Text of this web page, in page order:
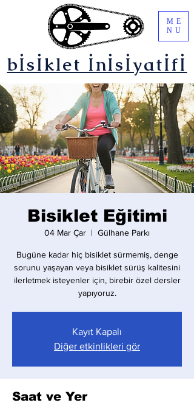
bİsİklet İnİsİyatİfİ
ME
NU
Bisiklet Eğitimi
04 Mar Çar
  |
Gülhane Parkı
Bugüne kadar hiç bisiklet sürmemiş, denge
sorunu yaşayan veya bisiklet sürüş kalitesini
ilerletmek isteyenler için, birebir özel dersler
yapıyoruz.
Kayıt Kapalı
Diğer etkinlikleri gör
Saat ve Yer